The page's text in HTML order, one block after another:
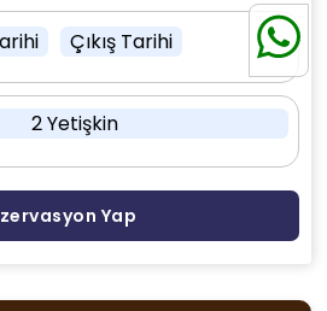
Çıkış Tarihi
2 Yetişkin
Yap